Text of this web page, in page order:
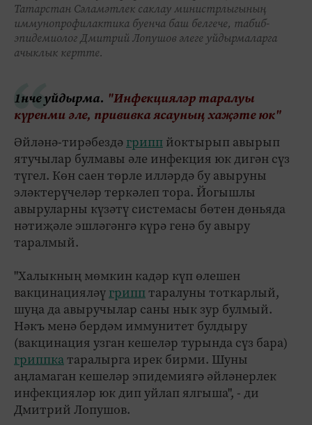
Татарстан Сәламәтлек саклау министрлыгының
иммунопрофилактика буенча баш белгече, табиб-
эпидемиолог Дмитрий Лопушов әлеге уйдырмаларга
ачыклык кертте.
1нче уйдырма. "Инфекцияләр таралуы
күренми әле, прививка ясауның хаҗәте юк"
Әйләнә-тирәбездә грипп йоктырып авырып
ятучылар булмавы әле инфекция юк дигән сүз
түгел. Көн саен төрле илләрдә бу авыруны
эләктерүчеләр теркәлеп тора. Йогышлы
авыруларны күзәтү системасы бөтен дөньяда
нәтиҗәле эшләгәнгә күрә генә бу авыру
таралмый.
"Халыкның мөмкин кадәр күп өлешен
вакцинацияләү грипптаралуны тоткарлый,
шуңа да авыручылар саны нык зур булмый.
Нәкъ менә бердәм иммунитет булдыру
(вакцинация узган кешеләр турында сүз бара)
гриппкатаралырга ирек бирми. Шуны
аңламаган кешеләр эпидемиягә әйләнерлек
инфекцияләр юк дип уйлап ялгыша", - ди
Дмитрий Лопушов.